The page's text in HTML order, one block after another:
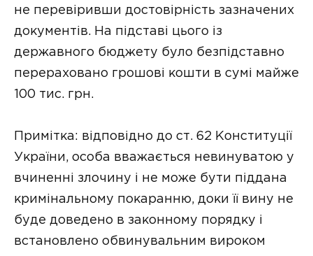
не перевіривши достовірність зазначених
документів. На підставі цього із
державного бюджету було безпідставно
перераховано грошові кошти в сумі майже
100 тис. грн.
Примітка: відповідно до ст. 62 Конституції
України, особа вважається невинуватою у
вчиненні злочину і не може бути піддана
кримінальному покаранню, доки її вину не
буде доведено в законному порядку і
встановлено обвинувальним вироком